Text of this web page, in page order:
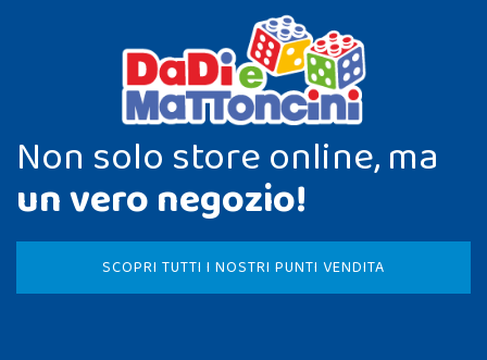
Non solo store online, ma
un vero negozio!
SCOPRI TUTTI I NOSTRI PUNTI VENDITA